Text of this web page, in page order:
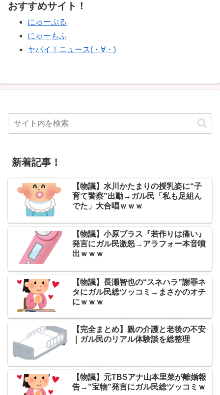
おすすめサイト！
にゅーぷる
にゅーもふ
ヤバイ！ニュース(・∀・)
新着記事！
【物議】水川かたまりの授乳姿に“子
育て警察”出動→ガル民「私も足組ん
でた」大合唱ｗｗｗ
【物議】小原ブラス『若作りは痛い』
発言にガル民激怒→アラフォー本音噴
出ｗｗｗ
【物議】長瀬智也の“スネハラ”謝罪ネ
タにガル民総ツッコミ→まさかのオチ
にｗｗｗ
【完全まとめ】親の介護と老後の不安
｜ガル民のリアル体験談を総整理
【物議】元TBSアナ山本里菜が離婚報
告→”宝物”発言にガル民総ツッコミｗ